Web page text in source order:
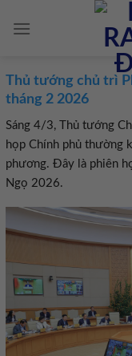
Thủ tướng chủ trì
tháng 2 2026
Sáng 4/3, Thủ tướng
họp Chính phủ thường
phương. Đây là phiên
Ngọ 2026.